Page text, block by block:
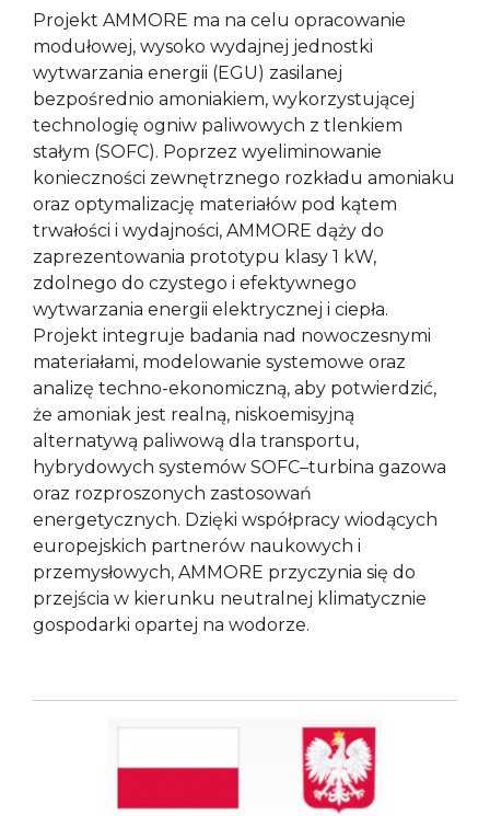
Projekt AMMORE ma na celu opracowanie
modułowej, wysoko wydajnej jednostki
wytwarzania energii (EGU) zasilanej
bezpośrednio amoniakiem, wykorzystującej
technologię ogniw paliwowych z tlenkiem
stałym (SOFC). Poprzez wyeliminowanie
konieczności zewnętrznego rozkładu amoniaku
oraz optymalizację materiałów pod kątem
trwałości i wydajności, AMMORE dąży do
zaprezentowania prototypu klasy 1 kW,
zdolnego do czystego i efektywnego
wytwarzania energii elektrycznej i ciepła.
Projekt integruje badania nad nowoczesnymi
materiałami, modelowanie systemowe oraz
analizę techno-ekonomiczną, aby potwierdzić,
że amoniak jest realną, niskoemisyjną
alternatywą paliwową dla transportu,
hybrydowych systemów SOFC–turbina gazowa
oraz rozproszonych zastosowań
energetycznych. Dzięki współpracy wiodących
europejskich partnerów naukowych i
przemysłowych, AMMORE przyczynia się do
przejścia w kierunku neutralnej klimatycznie
gospodarki opartej na wodorze.